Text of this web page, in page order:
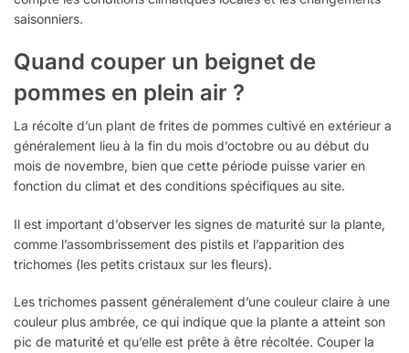
saisonniers.
Quand couper un beignet de
pommes en plein air ?
La récolte d’un plant de frites de pommes cultivé en extérieur a
généralement lieu à la fin du mois d’octobre ou au début du
mois de novembre, bien que cette période puisse varier en
fonction du climat et des conditions spécifiques au site.
Il est important d’observer les signes de maturité sur la plante,
comme l’assombrissement des pistils et l’apparition des
trichomes (les petits cristaux sur les fleurs).
Les trichomes passent généralement d’une couleur claire à une
couleur plus ambrée, ce qui indique que la plante a atteint son
pic de maturité et qu’elle est prête à être récoltée. Couper la